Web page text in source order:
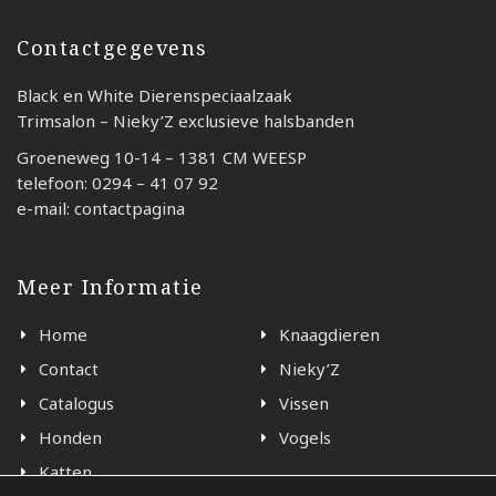
Contactgegevens
Black en White Dierenspeciaalzaak
Trimsalon – Nieky’Z exclusieve halsbanden
Groeneweg 10-14 – 1381 CM WEESP
telefoon: 0294 – 41 07 92
e-mail: contactpagina
Meer Informatie
Home
Contact
Catalogus
Honden
Katten
Knaagdieren
Nieky’Z
Vissen
Vogels